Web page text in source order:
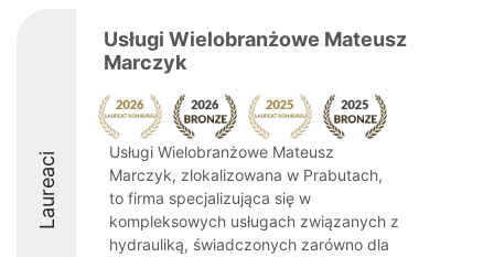
Laureaci
Usługi Wielobranżowe Mateusz
Marczyk
Usługi Wielobranżowe Mateusz
Marczyk, zlokalizowana w Prabutach,
to firma specjalizująca się w
kompleksowych usługach związanych z
hydrauliką, świadczonych zarówno dla